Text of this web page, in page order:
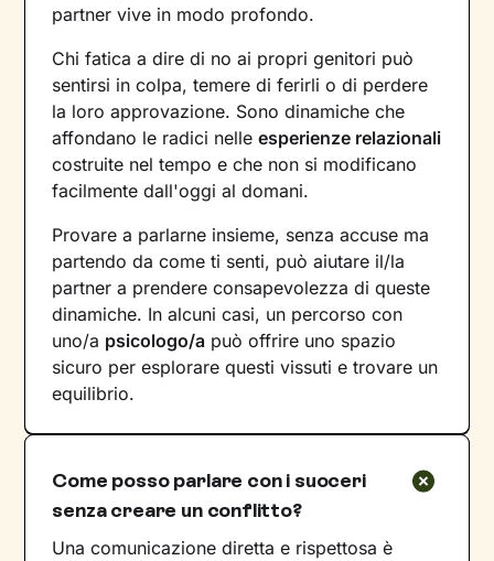
partner vive in modo profondo.
Chi fatica a dire di no ai propri genitori può
sentirsi in colpa, temere di ferirli o di perdere
la loro approvazione. Sono dinamiche che
affondano le radici nelleesperienze relazionali
costruite nel tempo e che non si modificano
facilmente dall'oggi al domani.
Provare a parlarne insieme, senza accuse ma
partendo da come ti senti, può aiutare il/la
partner a prendere consapevolezza di queste
dinamiche. In alcuni casi, un percorso con
uno/a psicologo/a può offrire uno spazio
sicuro per esplorare questi vissuti e trovare un
equilibrio.
Come posso parlare con i suoceri
senza creare un conflitto?
Una comunicazione diretta e rispettosa è